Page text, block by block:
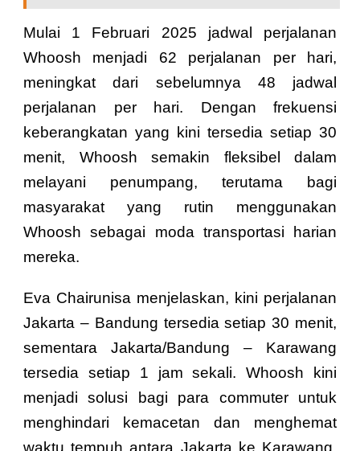
Mulai 1 Februari 2025 jadwal perjalanan
Whoosh menjadi 62 perjalanan per hari,
meningkat dari sebelumnya 48 jadwal
perjalanan per hari. Dengan frekuensi
keberangkatan yang kini tersedia setiap 30
menit, Whoosh semakin fleksibel dalam
melayani penumpang, terutama bagi
masyarakat yang rutin menggunakan
Whoosh sebagai moda transportasi harian
mereka.
Eva Chairunisa menjelaskan, kini perjalanan
Jakarta – Bandung tersedia setiap 30 menit,
sementara Jakarta/Bandung – Karawang
tersedia setiap 1 jam sekali. Whoosh kini
menjadi solusi bagi para commuter untuk
menghindari kemacetan dan menghemat
waktu tempuh antara Jakarta ke Karawang,